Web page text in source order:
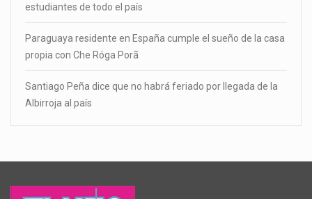
estudiantes de todo el país
Paraguaya residente en España cumple el sueño de la casa
propia con Che Róga Porã
Santiago Peña dice que no habrá feriado por llegada de la
Albirroja al país